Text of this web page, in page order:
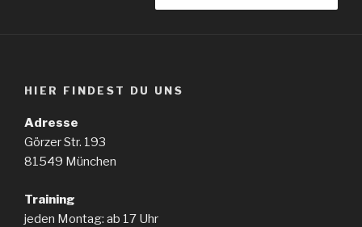
HIER FINDEST DU UNS
Adresse
Görzer Str. 193
81549 München
Training
jeden Montag: ab 17 Uhr